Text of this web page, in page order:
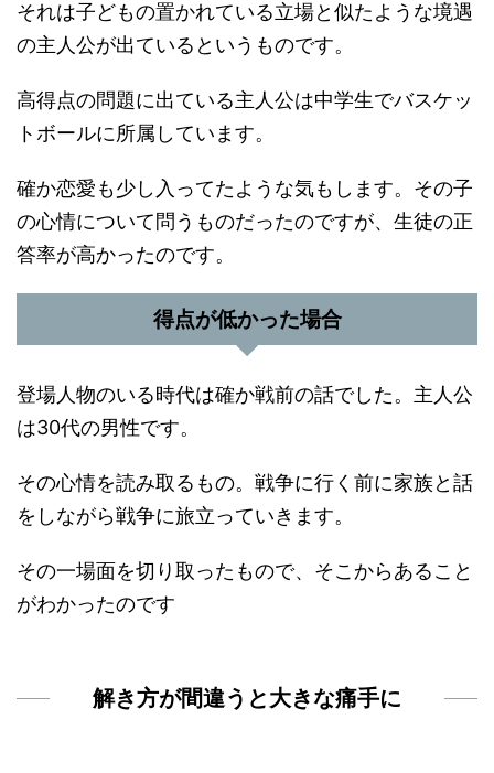
それは子どもの置かれている立場と似たような境遇
の主人公が出ているというものです。
高得点の問題に出ている主人公は中学生でバスケッ
トボールに所属しています。
確か恋愛も少し入ってたような気もします。その子
の心情について問うものだったのですが、生徒の正
答率が高かったのです。
得点が低かった場合
登場人物のいる時代は確か戦前の話でした。主人公
は30代の男性です。
その心情を読み取るもの。戦争に行く前に家族と話
をしながら戦争に旅立っていきます。
その一場面を切り取ったもので、そこからあること
がわかったのです
解き方が間違うと大きな痛手に